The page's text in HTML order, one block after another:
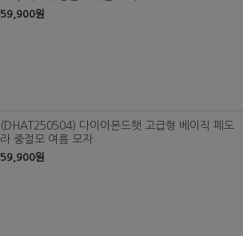
59,900원
(DHAT250504) 다이아몬드햇 고급형 베이직 페도
라 중절모 여름 모자
59,900원